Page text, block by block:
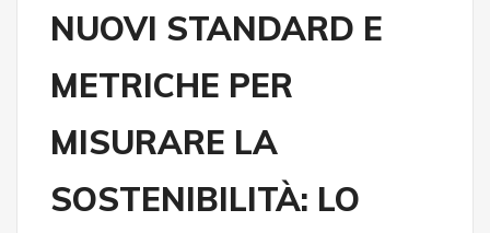
NUOVI STANDARD E
METRICHE PER
MISURARE LA
SOSTENIBILITÀ: LO